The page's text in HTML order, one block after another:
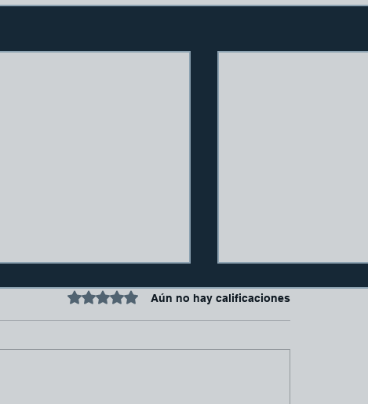
Obtuvo 0 de 5 estrellas.Aún no hay calificaciones